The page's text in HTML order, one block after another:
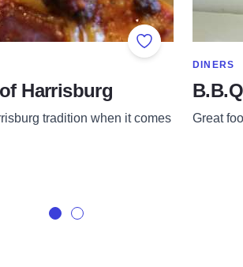
Add to Favorites
OF
Harrisburg
tradition when it comes
SHOW
DINERS
Great